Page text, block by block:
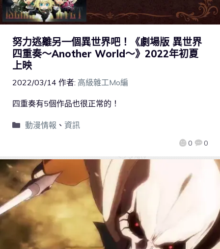
努力逃離另一個異世界吧！《劇場版 異世界
四重奏～Another World～》2022年初夏
上映
2022/03/14 作者: 高級雜工Mo編
0 0
四重奏有5個作品也很正常的！
動漫情報 、 資訊